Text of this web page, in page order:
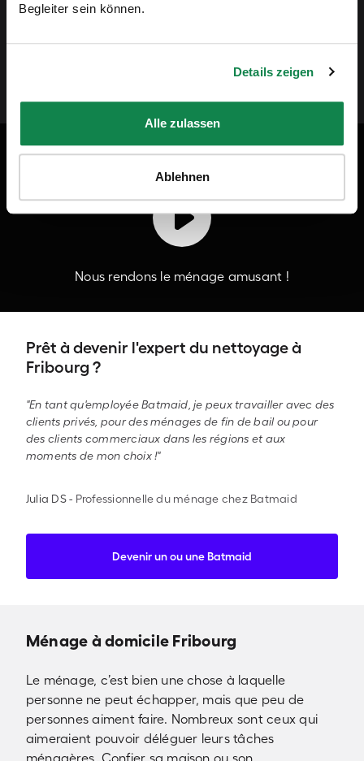
Begleiter sein können.
Details zeigen
Alle zulassen
Ablehnen
davantage de justice dans le secteur du ménage à
Batmaid en vidéo
Nous rendons le ménage amusant !
Prêt à devenir l'expert du nettoyage à
Fribourg ?
"En tant qu'employée Batmaid, je peux travailler avec des
clients privés, pour des ménages de fin de bail ou pour
des clients commerciaux dans les régions et aux
moments de mon choix !"
Julia DS- Professionnelle du ménage chez Batmaid
Devenir un ou une Batmaid
Ménage à domicile Fribourg
Le ménage, c’est bien une chose à laquelle
personne ne peut échapper, mais que peu de
personnes aiment faire. Nombreux sont ceux qui
aimeraient pouvoir déléguer leurs tâches
ménagères. Confier sa maison ou son